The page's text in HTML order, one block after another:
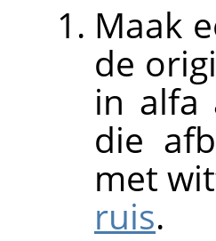
Maak
de
in alfa
die
met
ruis.